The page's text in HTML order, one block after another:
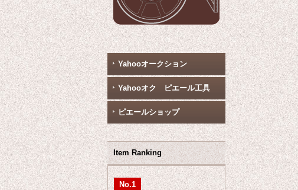
Yahooオークション
Yahooオク ピエール工具
ピエールショップ
Item Ranking
No.1